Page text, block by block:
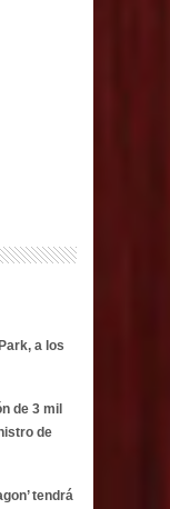
a los
de 3 mil
de
tendrá